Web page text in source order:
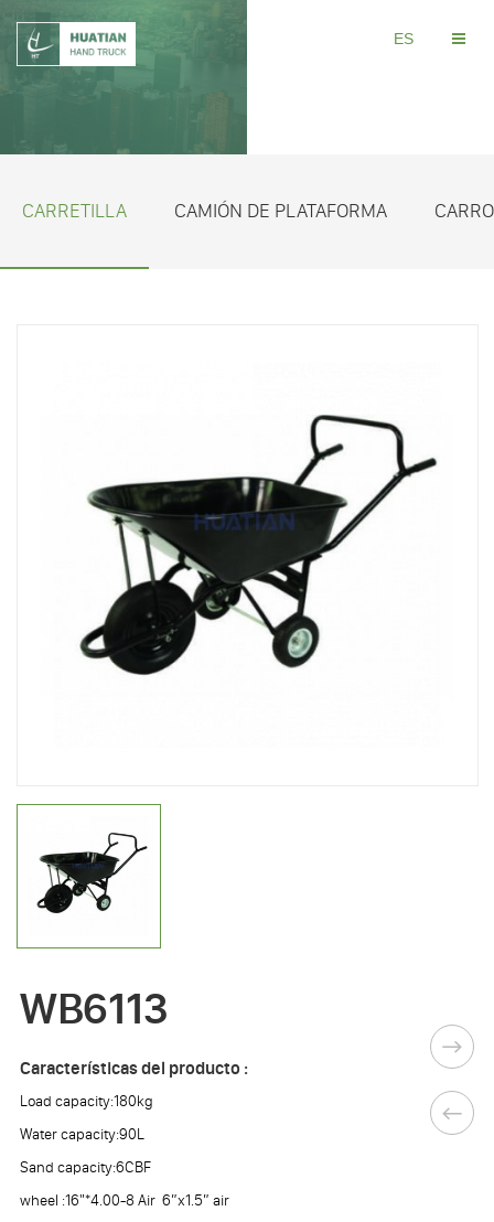
ES
CARRETILLA CAMIÓN DE PLATAFORMA
WB6113
Características del producto :
Load capacity:180kg
Water capacity:90L
Sand capacity:6CBF
wheel :16"*4.00-8 Air 6”x1.5” air